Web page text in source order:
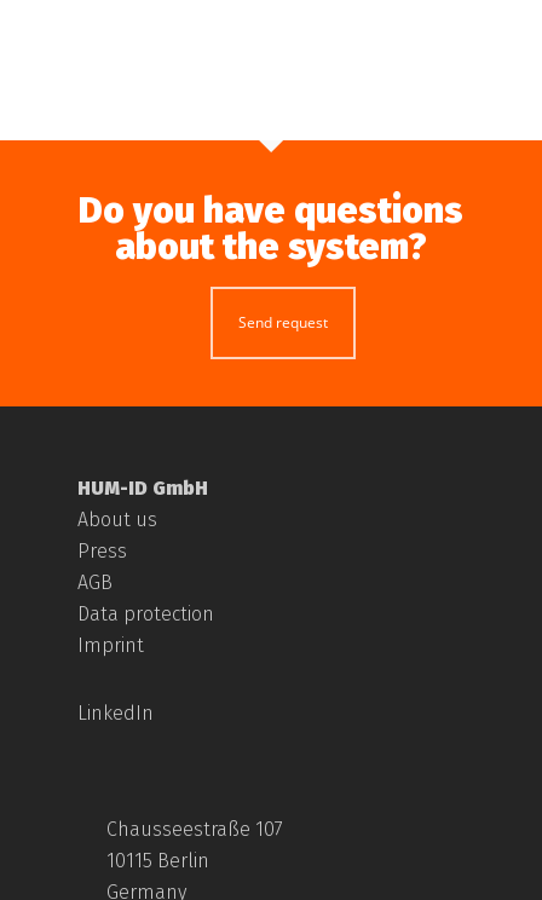
Do you have questions
about the system?
Send request
HUM-ID GmbH
About us
Press
AGB
Data protection
Imprint
LinkedIn
Chausseestraße 107
10115 Berlin
Germany